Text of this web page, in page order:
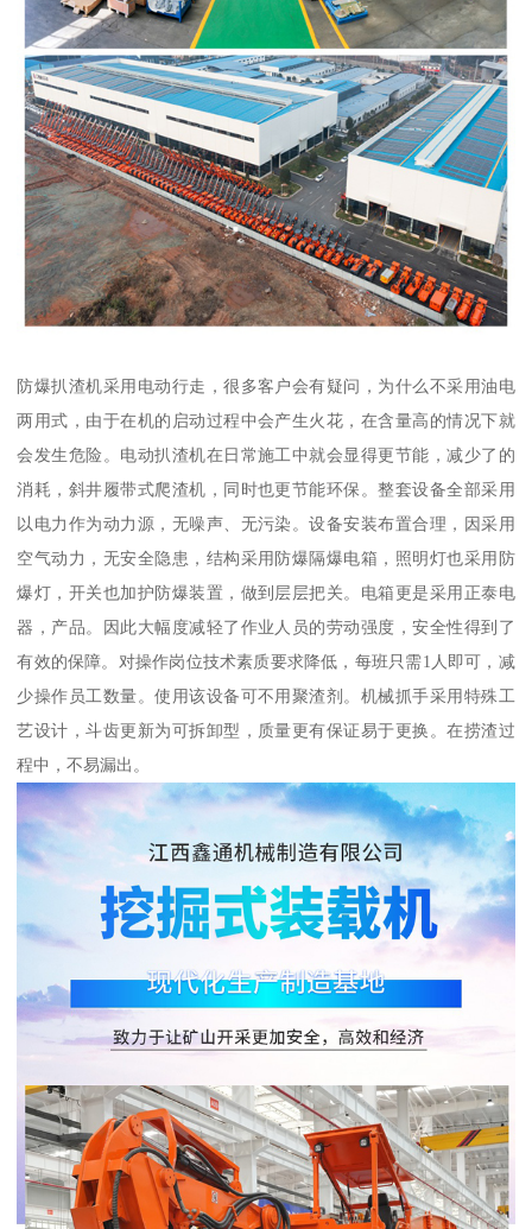
防爆扒渣机采用电动行走，很多客户会有疑问，为什么不采用油电
两用式，由于在机的启动过程中会产生火花，在含量高的情况下就
会发生危险。电动扒渣机在日常施工中就会显得更节能，减少了的
消耗，斜井履带式爬渣机，同时也更节能环保。整套设备全部采用
以电力作为动力源，无噪声、无污染。设备安装布置合理，因采用
空气动力，无安全隐患，结构采用防爆隔爆电箱，照明灯也采用防
爆灯，开关也加护防爆装置，做到层层把关。电箱更是采用正泰电
器，产品。因此大幅度减轻了作业人员的劳动强度，安全性得到了
有效的保障。对操作岗位技术素质要求降低，每班只需1人即可，减
少操作员工数量。使用该设备可不用聚渣剂。机械抓手采用特殊工
艺设计，斗齿更新为可拆卸型，质量更有保证易于更换。在捞渣过
程中，不易漏出。